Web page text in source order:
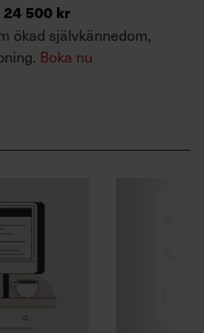
24 500 kr
ökad självkännedom,
Boka nu